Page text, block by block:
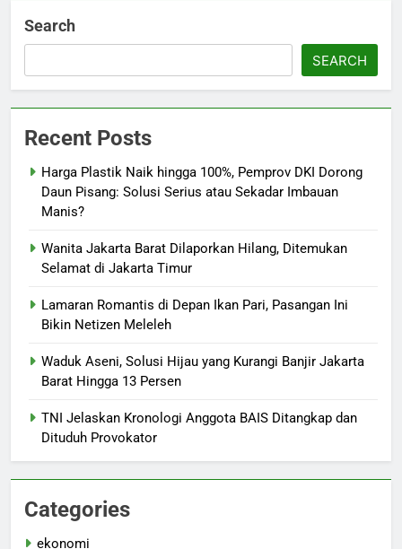
Search
SEARCH
Recent Posts
Harga Plastik Naik hingga 100%, Pemprov DKI Dorong
Daun Pisang: Solusi Serius atau Sekadar Imbauan
Manis?
Wanita Jakarta Barat Dilaporkan Hilang, Ditemukan
Selamat di Jakarta Timur
Lamaran Romantis di Depan Ikan Pari, Pasangan Ini
Bikin Netizen Meleleh
Waduk Aseni, Solusi Hijau yang Kurangi Banjir Jakarta
Barat Hingga 13 Persen
TNI Jelaskan Kronologi Anggota BAIS Ditangkap dan
Dituduh Provokator
Categories
ekonomi